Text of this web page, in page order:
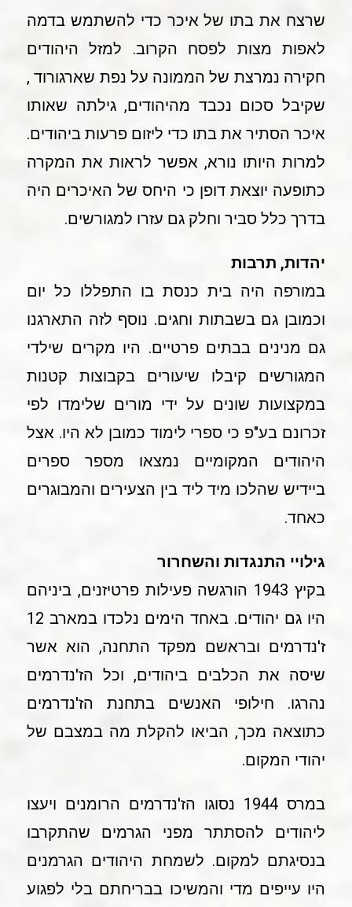
שרצח את בתו של איכר כדי להשתמש בדמה
לאפות מצות לפסח הקרוב. למזל היהודים
חקירה נמרצת של הממונה על נפת שארגורוד ,
שקיבל סכום נכבד מהיהודים, גילתה שאותו
איכר הסתיר את בתו כדי ליזום פרעות ביהודים.
למרות היותו נורא, אפשר לראות את המקרה
כתופעה יוצאת דופן כי היחס של האיכרים היה
בדרך כלל סביר וחלק גם עזרו למגורשים.
יהדות, תרבות
במורפה היה בית כנסת בו התפללו כל יום
וכמובן גם בשבתות וחגים. נוסף לזה התארגנו
גם מנינים בבתים פרטיים. היו מקרים שילדי
המגורשים קיבלו שיעורים בקבוצות קטנות
במקצועות שונים על ידי מורים שלימדו לפי
זכרונם בע"פ כי ספרי לימוד כמובן לא היו. אצל
היהודים המקומיים נמצאו מספר ספרים
ביידיש שהלכו מיד ליד בין הצעירים והמבוגרים
כאחד.
גילויי התנגדות והשחרור
בקיץ 1943 הורגשה פעילות פרטיזנים, ביניהם
היו גם יהודים. באחד הימים נלכדו במארב 12
ז'נדרמים ובראשם מפקד התחנה, הוא אשר
שיסה את הכלבים ביהודים, וכל הז'נדרמים
נהרגו. חילופי האנשים בתחנת הז'נדרמים
כתוצאה מכך, הביאו להקלת מה במצבם של
יהודי המקום.
במרס 1944 נסוגו הז'נדרמים הרומנים ויעצו
ליהודים להסתתר מפני הגרמים שהתקרבו
בנסיגתם למקום. לשמחת היהודים הגרמנים
היו עייפים מדי והמשיכו בבריחתם בלי לפגוע